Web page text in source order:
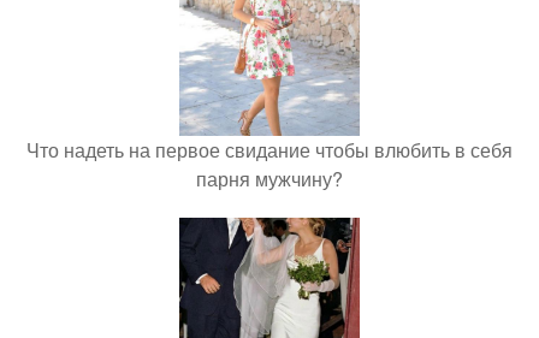
Что надеть на первое свидание чтобы влюбить в себя
парня мужчину?